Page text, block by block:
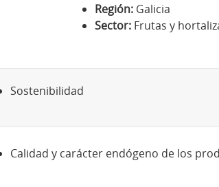
Región: Galicia
Sector: Frutas y
Sostenibilidad
Calidad y carácter endógeno de los